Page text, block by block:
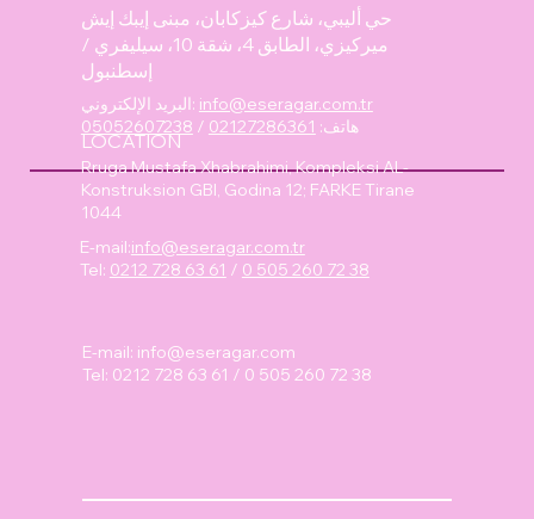
حي أليبي، شارع كيزكابان، مبنى إيبك إيش
ميركيزي، الطابق 4، شقة 10، سيليفري /
إسطنبول
E-mail: info@eseragar.com
Tel: 0212 728 63 61 / 0 505 260 72 38
البريد الإلكتروني: info@eseragar.com.tr
هاتف: 02127286361
/
05052607238
LOCATION
Rruga Mustafa Xhabrahimi, Kompleksi AL-
Konstruksion GBI, Godina 12; FARKE Tirane
1044
E-mail:info@eseragar.com.tr
Tel: 0212 728 63 61 / 0 505 260 72 38